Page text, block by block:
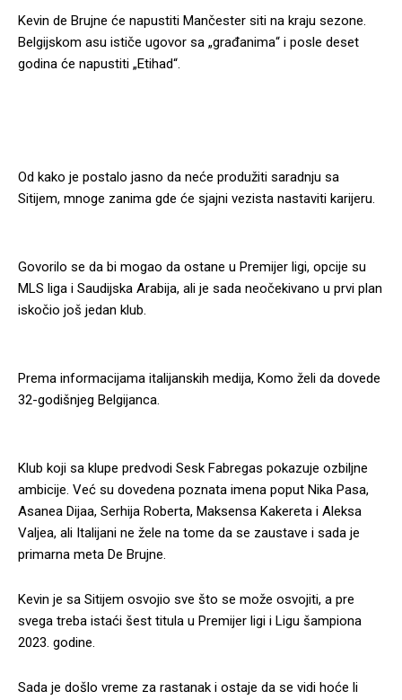
Kevin de Brujne će napustiti Mančester siti na kraju sezone.
Belgijskom asu ističe ugovor sa „građanima“ i posle deset
godina će napustiti „Etihad“.
Od kako je postalo jasno da neće produžiti saradnju sa
Sitijem, mnoge zanima gde će sjajni vezista nastaviti karijeru.
Govorilo se da bi mogao da ostane u Premijer ligi, opcije su
MLS liga i Saudijska Arabija, ali je sada neočekivano u prvi plan
iskočio još jedan klub.
Prema informacijama italijanskih medija, Komo želi da dovede
32-godišnjeg Belgijanca.
Klub koji sa klupe predvodi Sesk Fabregas pokazuje ozbiljne
ambicije. Već su dovedena poznata imena poput Nika Pasa,
Asanea Dijaa, Serhija Roberta, Maksensa Kakereta i Aleksa
Valjea, ali Italijani ne žele na tome da se zaustave i sada je
primarna meta De Brujne.
Kevin je sa Sitijem osvojio sve što se može osvojiti, a pre
svega treba istaći šest titula u Premijer ligi i Ligu šampiona
2023. godine.
Sada je došlo vreme za rastanak i ostaje da se vidi hoće li